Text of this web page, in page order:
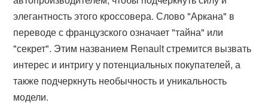
элегантность этого кроссовера. Слово "Аркана" в
переводе с французского означает "тайна" или
"секрет". Этим названием Renault стремится вызвать
интерес и интригу у потенциальных покупателей, а
также подчеркнуть необычность и уникальность
модели.